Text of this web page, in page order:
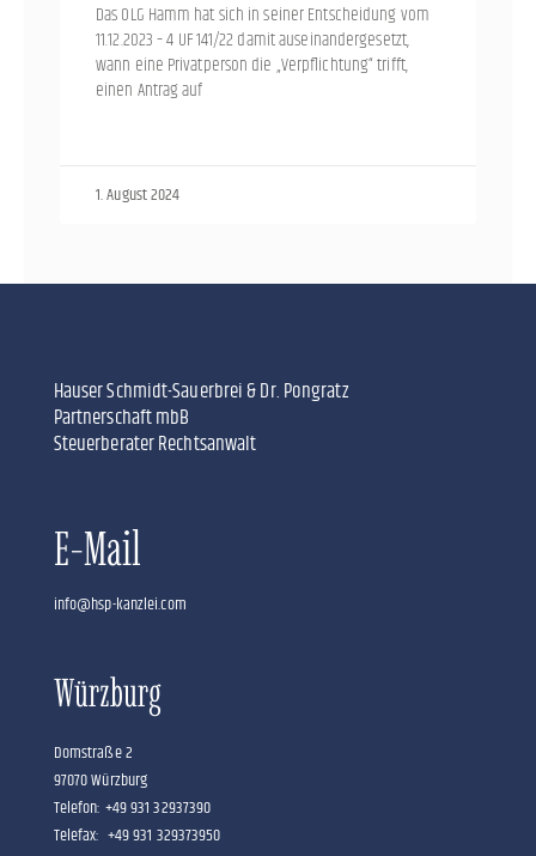
Das OLG Hamm hat sich in seiner Entscheidung vom
11.12.2023 – 4 UF 141/22 damit auseinandergesetzt,
wann eine Privatperson die „Verpflichtung“ trifft,
einen Antrag auf
1. August 2024
Hauser Schmidt-Sauerbrei & Dr. Pongratz
Partnerschaft mbB
Steuerberater Rechtsanwalt
E-Mail
info@hsp-kanzlei.com
Würzburg
Domstraße 2
97070 Würzburg
Telefon: +49 931 32937390
Telefax: +49 931 329373950